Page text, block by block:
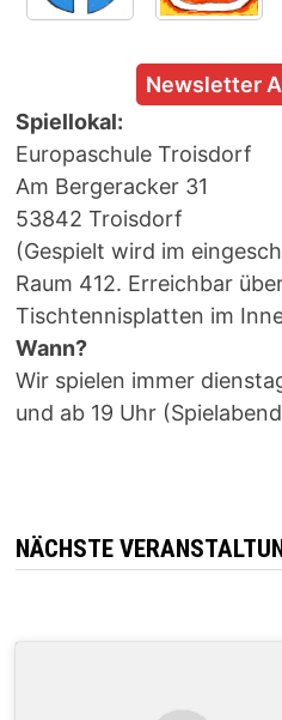
Newsletter
Spiellokal:
Europaschule Troisdorf
Am Bergeracker 31
53842 Troisdorf
(Gespielt wird im
Raum 412. Erreichbar
Tischtennisplatten im
Wann?
Wir spielen immer
und ab 19 Uhr
NÄCHSTE